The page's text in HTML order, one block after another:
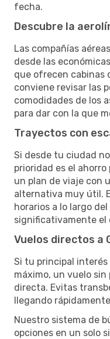
fecha.
Descubre la
Las compañías
desde las
que ofrecen cabinas
conviene revisar las
comodidades de los
para dar con la que
Trayectos con
Si desde tu ciudad
prioridad es el
un plan de viaje con
alternativa muy útil.
horarios a lo largo
significativamente el
Vuelos directos a
Si tu principal interés
máximo, un vuelo
directa. Evitas
llegando
Nuestro sistema de
opciones en un solo